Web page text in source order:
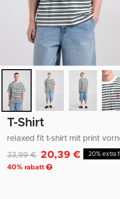
T-Shirt
relaxed fit t-shirt mit print
Reduziert von
33,99 €auf20,39 €
40% rabatt
20% extra